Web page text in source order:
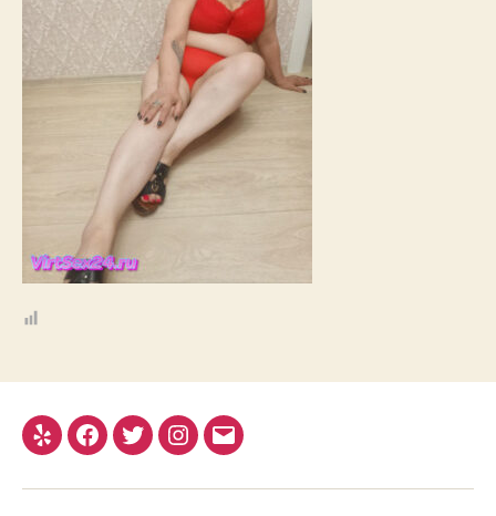
Yelp Facebook
TwitterInstagram
Email